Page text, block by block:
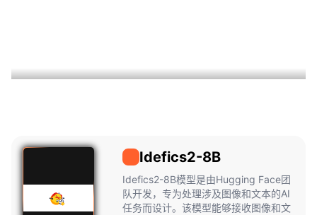
Idefics2-8B
Idefics2-8B模型是由Hugging Face团
队开发，专为处理涉及图像和文本的AI
任务而设计。该模型能够接收图像和文